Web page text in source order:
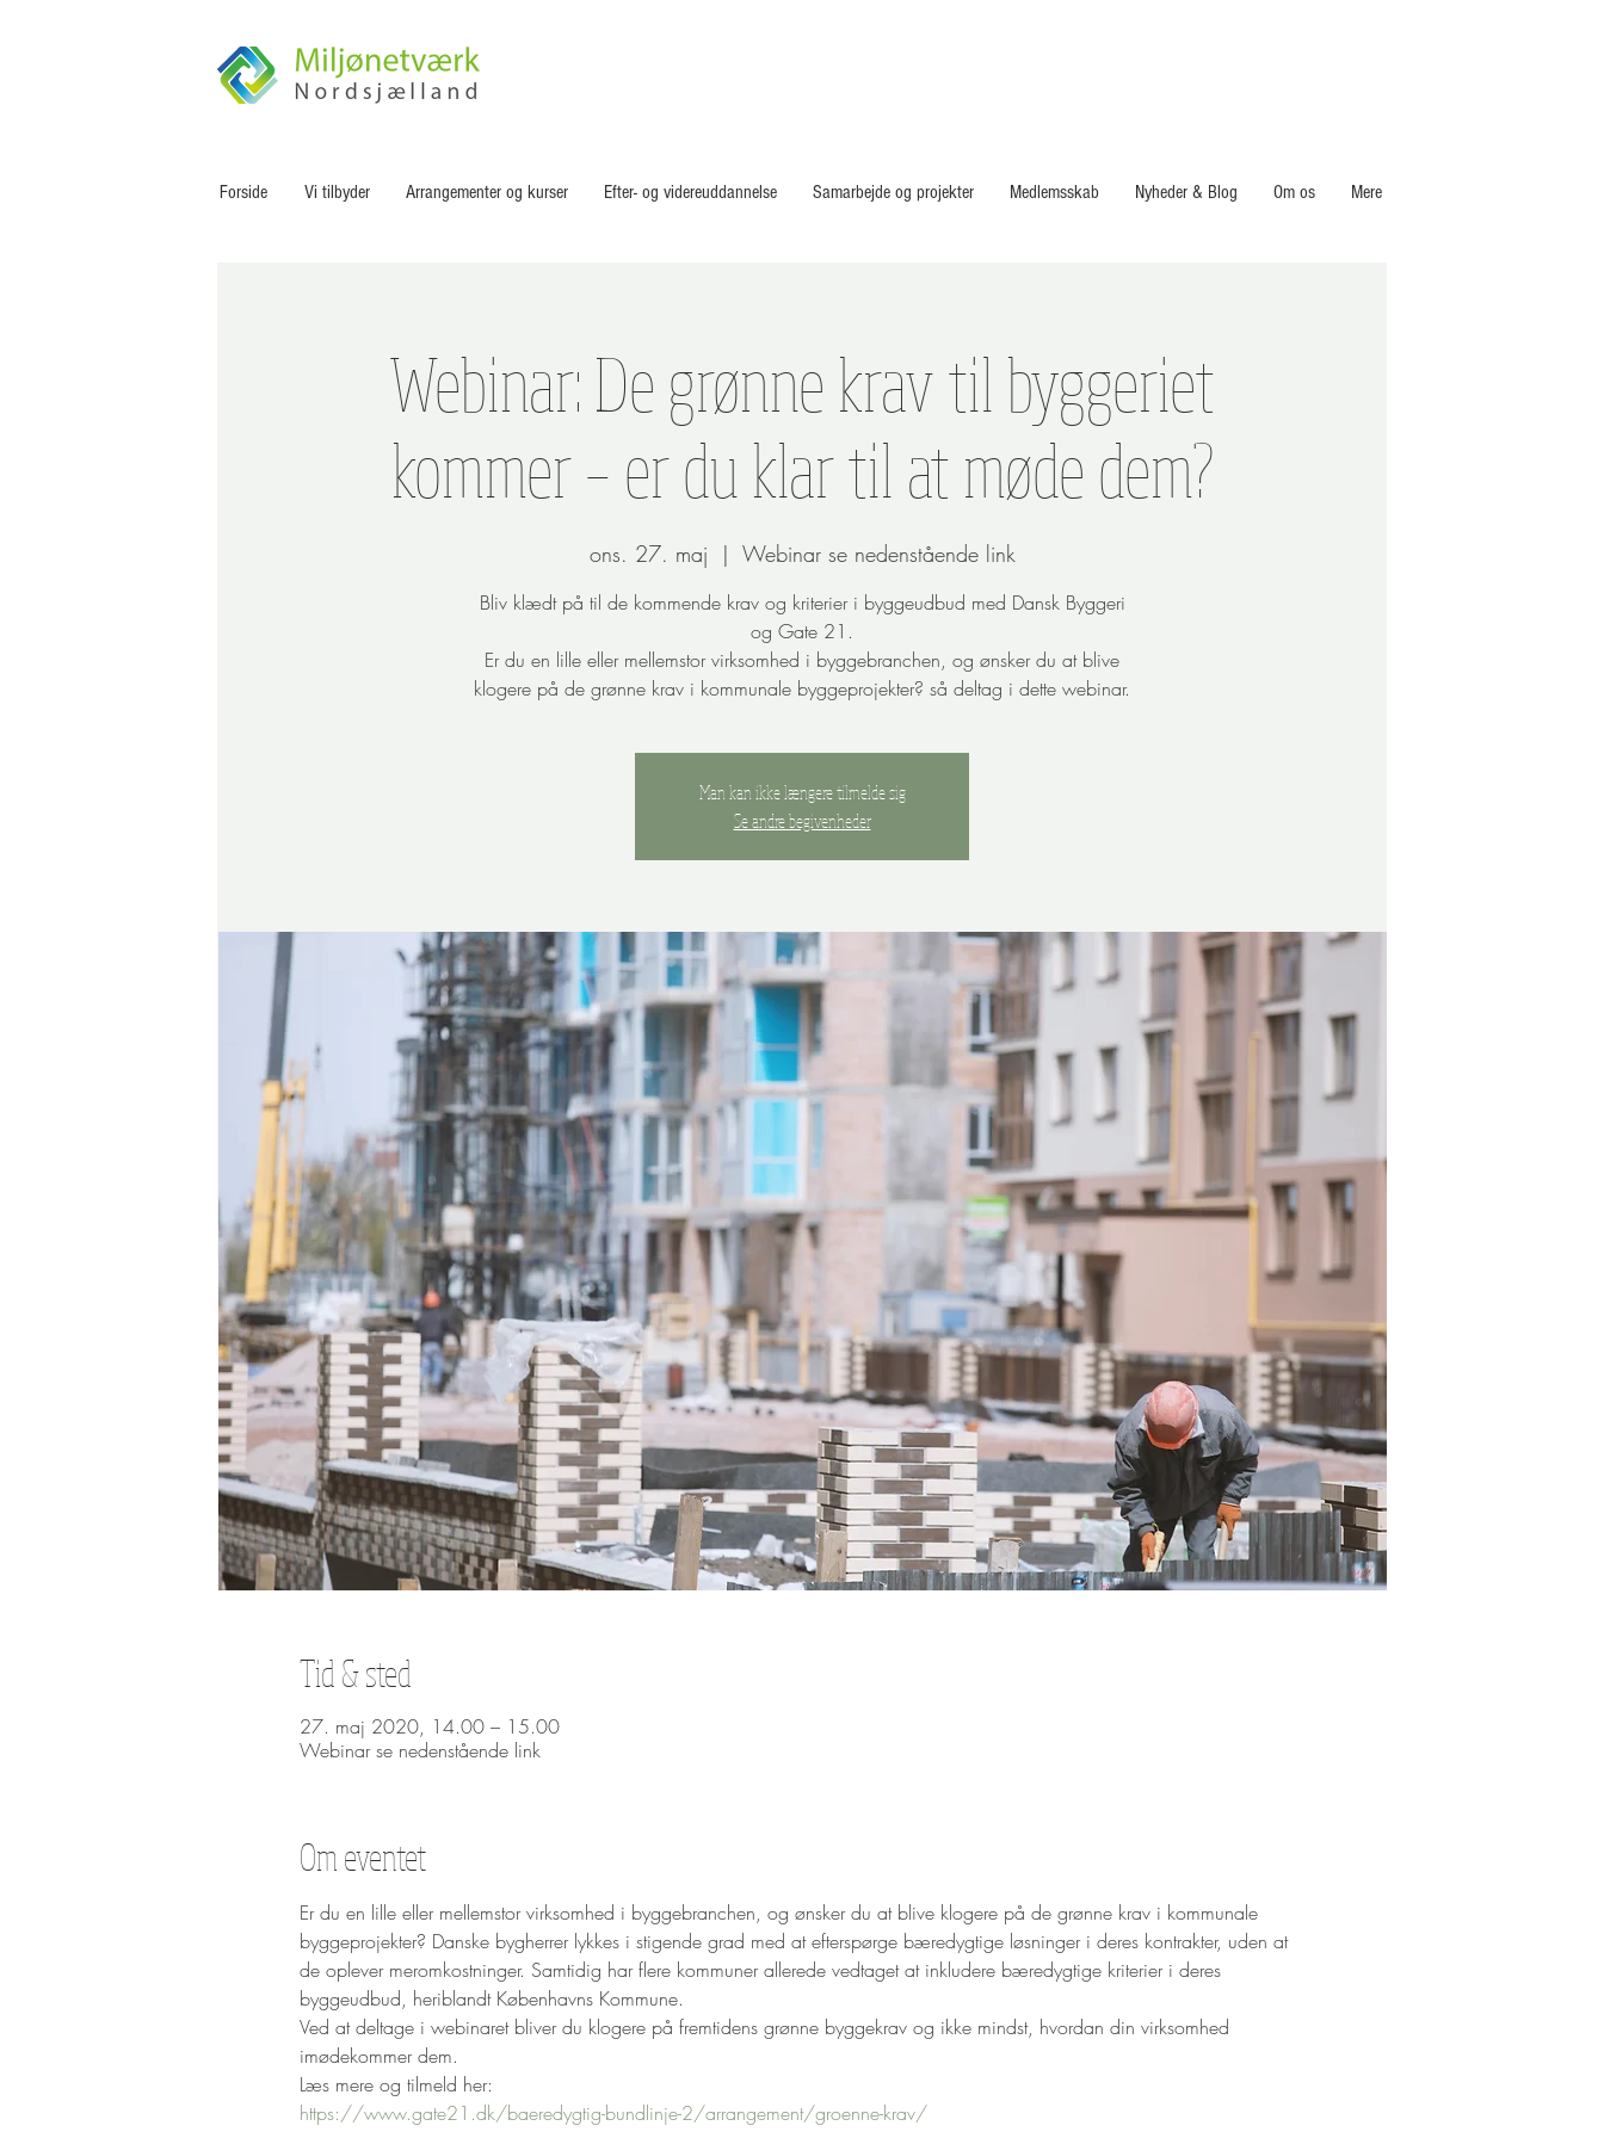
Webinar: De grønne krav til byggeriet
kommer – er du klar til at møde dem?
ons. 27. maj
  |
Webinar se nedenstående link
Bliv klædt på til de kommende krav og kriterier i byggeudbud med Dansk Byggeri
og Gate 21.
Er du en lille eller mellemstor virksomhed i byggebranchen, og ønsker du at blive
klogere på de grønne krav i kommunale byggeprojekter? så deltag i dette webinar.
Man kan ikke længere tilmelde sig
Se andre begivenheder
Tid & sted
27. maj 2020, 14.00 – 15.00
Webinar se nedenstående link
Om eventet
Er du en lille eller mellemstor virksomhed i byggebranchen, og ønsker du at blive klogere på de grønne krav i kommunale
byggeprojekter? Danske bygherrer lykkes i stigende grad med at efterspørge bæredygtige løsninger i deres kontrakter, uden at
de oplever meromkostninger. Samtidig har flere kommuner allerede vedtaget at inkludere bæredygtige kriterier i deres
byggeudbud, heriblandt Københavns Kommune.
Ved at deltage i webinaret bliver du klogere på fremtidens grønne byggekrav og ikke mindst, hvordan din virksomhed
imødekommer dem.
Læs mere og tilmeld her:
https://www.gate21.dk/baeredygtig-bundlinje-2/arrangement/groenne-krav/
Forside Vi tilbyder Arrangementer og kurser Efter- og videreuddannelse Samarbejde og projekter Medlemsskab Nyheder & Blog Om os Mere